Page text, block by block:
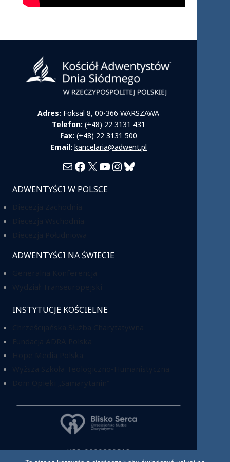
Adres: Foksal 8, 00-366 WARSZAWA
Telefon: (+48) 22 3131 431
Fax: (+48) 22 3131 500
Email: kancelaria@adwent.pl
MailFacebook
X YouTube
Instagram
Bluesky
ADWENTYŚCI W POLSCE
ADWENTYŚCI NA ŚWIECIE
INSTYTUCJE KOŚCIELNE
KRS: 0000220518